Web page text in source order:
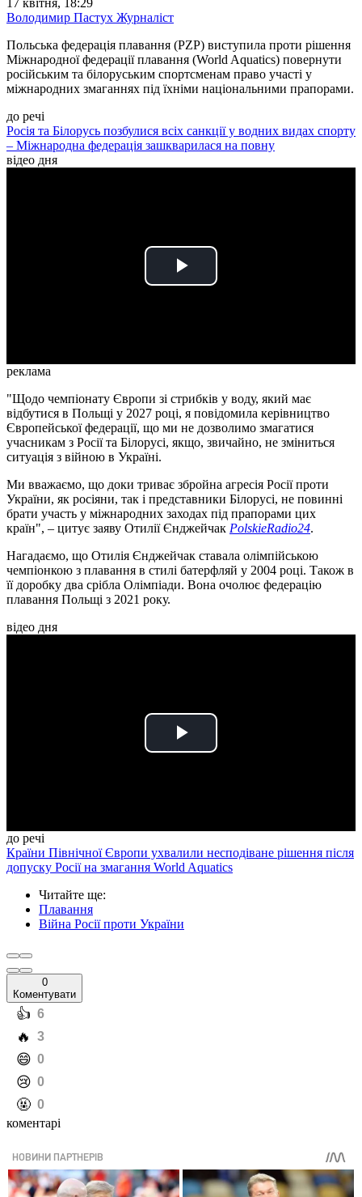
Володимир Пастух Журналіст
Польська федерація плавання (PZP) виступила проти рішення
Міжнародної федерації плавання (World Aquatics) повернути
російським та білоруським спортсменам право участі у
міжнародних змаганнях під їхніми національними прапорами.
до речі
Росія та Білорусь позбулися всіх санкції у водних видах спорту
– Міжнародна федерація зашкварилася на повну
відео дня
Play
реклама
"Щодо чемпіонату Європи зі стрибків у воду, який має
відбутися в Польщі у 2027 році, я повідомила керівництво
Європейської федерації, що ми не дозволимо змагатися
учасникам з Росії та Білорусі, якщо, звичайно, не зміниться
ситуація з війною в Україні.
Ми вважаємо, що доки триває збройна агресія Росії проти
України, як росіяни, так і представники Білорусі, не повинні
брати участь у міжнародних заходах під прапорами цих
країн", – цитує заяву Отилії Єнджейчак PolskieRadio24.
Нагадаємо, що Отилія Єнджейчак ставала олімпійською
чемпіонкою з плавання в стилі батерфляй у 2004 році. Також в
її доробку два срібла Олімпіади. Вона очолює федерацію
плавання Польщі з 2021 року.
відео дня
Play
до речі
Країни Північної Європи ухвалили несподіване рішення після
допуску Росії на змагання World Aquatics
Читайте ще:
Плавання
Війна Росії проти України
0
Коментувати
️👍 6
️🔥 3
️😄 0
️😢 0
️🤬 0
коментарі